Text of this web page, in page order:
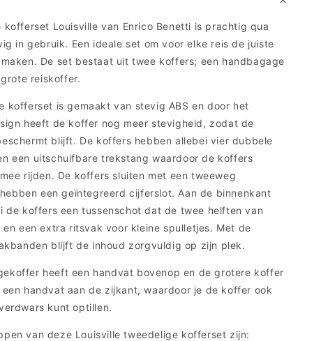
kofferset Louisville van Enrico Benetti is prachtig qua
in gebruik. Een ideale set om voor elke reis de juiste
De set bestaat uit twee koffers; een handbagage
reiskoffer.
kofferset is gemaakt van stevig ABS en door het
heeft de koffer nog meer stevigheid, zodat de
blijft. De koffers hebben allebei vier dubbele
een uitschuifbare trekstang waardoor de koffers
rijden. De koffers sluiten met een tweeweg
een geïntegreerd cijferslot. Aan de binnenkant
de koffers een tussenschot dat de twee helften van
een extra ritsvak voor kleine spulletjes. Met de
blijft de inhoud zorgvuldig op zijn plek.
heeft een handvat bovenop en de grotere koffer
handvat aan de zijkant, waardoor je de koffer ook
kunt optillen.
van deze Louisville tweedelige kofferset zijn: